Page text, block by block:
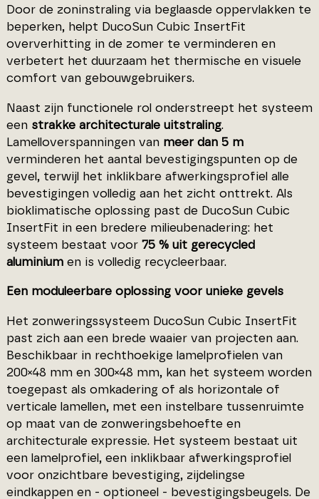
Door de zoninstraling via beglaasde oppervlakken te
beperken, helpt DucoSun Cubic InsertFit
oververhitting in de zomer te verminderen en
verbetert het duurzaam het thermische en visuele
comfort van gebouwgebruikers.
Naast zijn functionele rol onderstreept het systeem
een strakke architecturale uitstraling.
Lamelloverspanningen van meer dan 5 m
verminderen het aantal bevestigingspunten op de
gevel, terwijl het inklikbare afwerkingsprofiel alle
bevestigingen volledig aan het zicht onttrekt. Als
bioklimatische oplossing past de DucoSun Cubic
InsertFit in een bredere milieubenadering: het
systeem bestaat voor 75 % uit gerecycled
aluminiumen is volledig recycleerbaar.
Een moduleerbare oplossing voor unieke gevels
Het zonweringssysteem DucoSun Cubic InsertFit
past zich aan een brede waaier van projecten aan.
Beschikbaar in rechthoekige lamelprofielen van
200×48 mm en 300×48 mm, kan het systeem worden
toegepast als omkadering of als horizontale of
verticale lamellen, met een instelbare tussenruimte
op maat van de zonweringsbehoefte en
architecturale expressie. Het systeem bestaat uit
een lamelprofiel, een inklikbaar afwerkingsprofiel
voor onzichtbare bevestiging, zijdelingse
eindkappen en - optioneel - bevestigingsbeugels. De